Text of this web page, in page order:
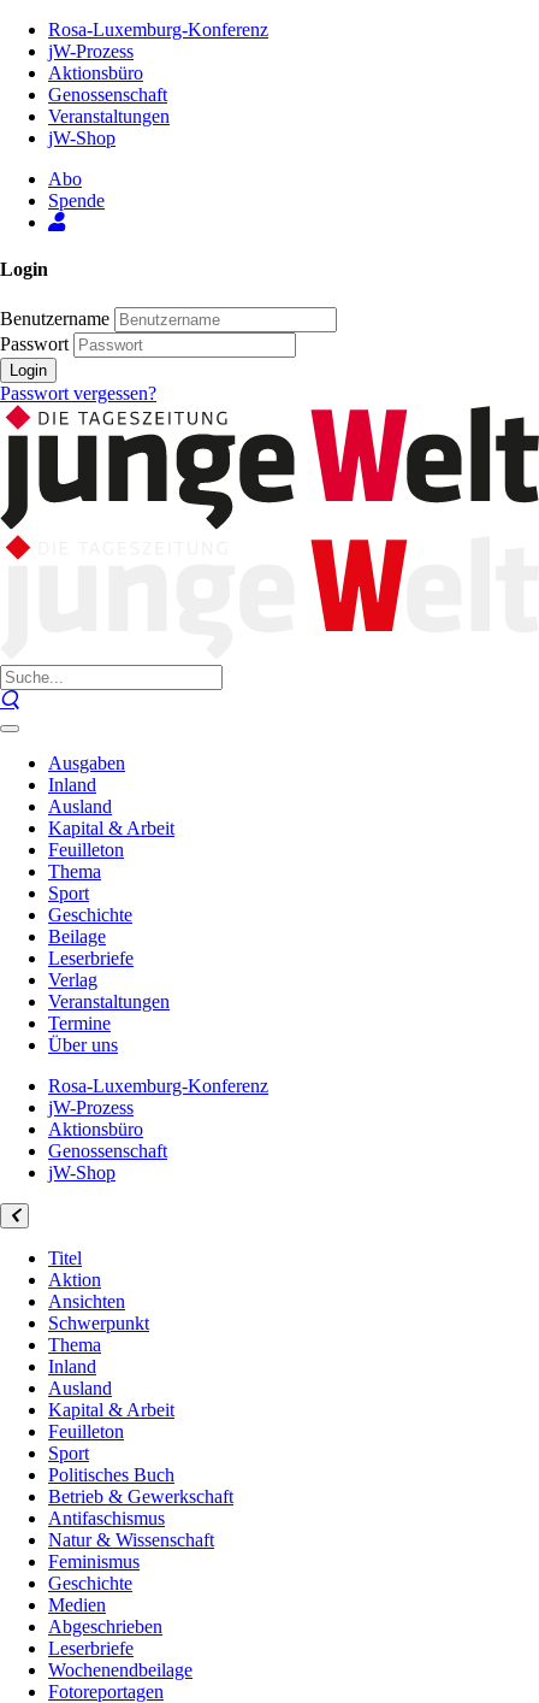
Inhalt
Seite
Rosa-Luxemburg-Konferenz
jW-Prozess
Aktionsbüro
Genossenschaft
Veranstaltungen
jW-Shop
Abo
Spende
Login
Benutzername
Passwort
Login
Passwort vergessen?
Ausgaben
Inland
Ausland
Kapital & Arbeit
Feuilleton
Thema
Sport
Geschichte
Beilage
Leserbriefe
Verlag
Veranstaltungen
Termine
Über uns
Rosa-Luxemburg-Konferenz
jW-Prozess
Aktionsbüro
Genossenschaft
jW-Shop
Titel
Aktion
Ansichten
Schwerpunkt
Thema
Inland
Ausland
Kapital & Arbeit
Feuilleton
Sport
Politisches Buch
Betrieb & Gewerkschaft
Antifaschismus
Natur & Wissenschaft
Feminismus
Geschichte
Medien
Abgeschrieben
Leserbriefe
Wochenendbeilage
Fotoreportagen